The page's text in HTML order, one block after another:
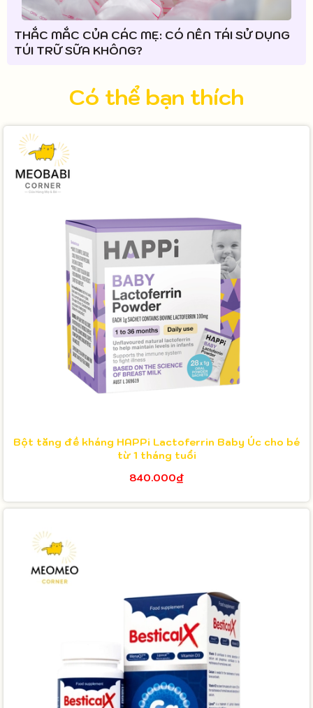
THẮC MẮC CỦA CÁC MẸ: CÓ NÊN TÁI SỬ DỤNG
TÚI TRỮ SỮA KHÔNG?
Có thể bạn thích
Bột tăng đề kháng HAPPi Lactoferrin Baby Úc cho bé
từ 1 tháng tuổi
840.000₫